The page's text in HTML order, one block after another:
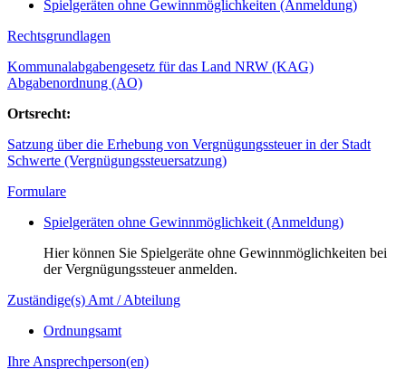
Spielgeräten ohne Gewinnmöglichkeiten (Anmeldung)
Rechtsgrundlagen
Kommunalabgabengesetz für das Land NRW (KAG)
Abgabenordnung (AO)
Ortsrecht:
Satzung über die Erhebung von Vergnügungssteuer in der Stadt
Schwerte (Vergnügungssteuersatzung)
Formulare
Spielgeräten ohne Gewinnmöglichkeit (Anmeldung)
Hier können Sie Spielgeräte ohne Gewinnmöglichkeiten bei
der Vergnügungssteuer anmelden.
Zuständige(s) Amt / Abteilung
Ordnungsamt
Ihre Ansprechperson(en)